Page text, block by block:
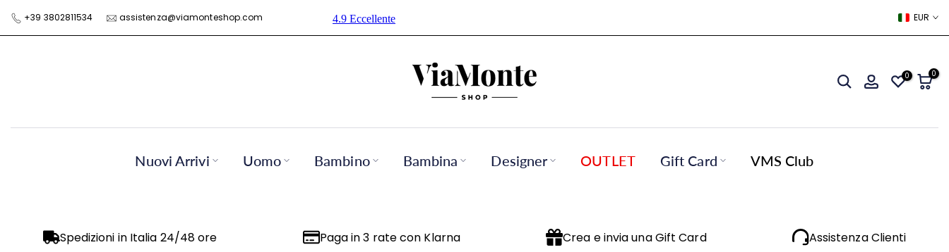
Skip
to
+39 3802811534 assistenza@viamonteshop.com EUR
0 0
Nuovi Arrivi Uomo Bambino Bambina Designer OUTLET Gift Card VMS Club
Spedizioni in Italia 24/48 ore Paga in 3 rate con Klarna Crea e invia una Gift Card Assistenza Clienti